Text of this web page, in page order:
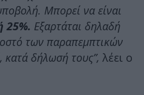
Μπορεί να είναι
25%. Εξαρτάται δηλαδή
των παραπεμπτικών
κατά δήλωσή τους”, λέει ο